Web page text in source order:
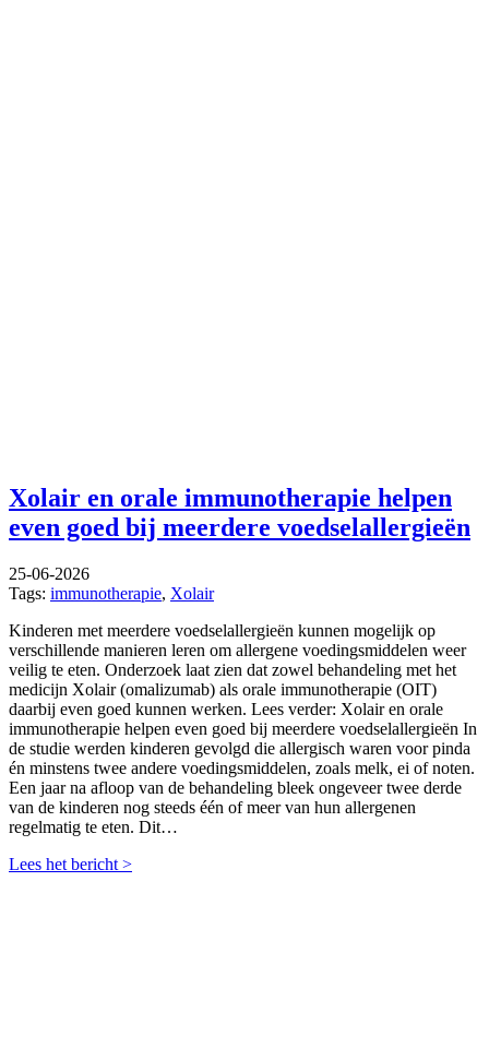
Xolair en orale immunotherapie helpen
even goed bij meerdere voedselallergieën
25-06-2026
Tags: immunotherapie, Xolair
Kinderen met meerdere voedselallergieën kunnen mogelijk op
verschillende manieren leren om allergene voedingsmiddelen weer
veilig te eten. Onderzoek laat zien dat zowel behandeling met het
medicijn Xolair (omalizumab) als orale immunotherapie (OIT)
daarbij even goed kunnen werken. Lees verder: Xolair en orale
immunotherapie helpen even goed bij meerdere voedselallergieën In
de studie werden kinderen gevolgd die allergisch waren voor pinda
én minstens twee andere voedingsmiddelen, zoals melk, ei of noten.
Een jaar na afloop van de behandeling bleek ongeveer twee derde
van de kinderen nog steeds één of meer van hun allergenen
regelmatig te eten. Dit…
Lees het bericht >